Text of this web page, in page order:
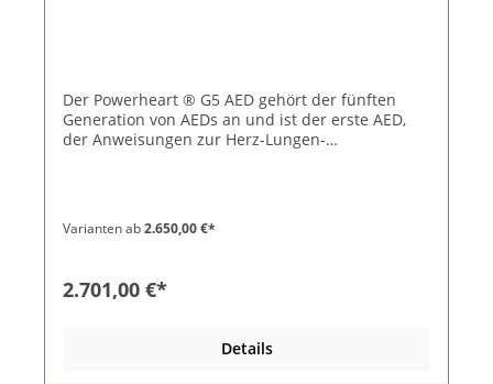
Der Powerheart ® G5 AED gehört der fünften
Generation von AEDs an und ist der erste AED,
der Anweisungen zur Herz-Lungen-
Geräteanweisungen und das HLW-Feedback in
Schritte einer Reanimation erfolgreich
durchzuführen. Die zweisprachige Menüführung
AED-Gerät, das schnelle Schockabgaben mit auf
Varianten ab2.650,00 €*
2.701,00 €*
Details